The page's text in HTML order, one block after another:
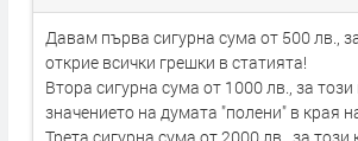
Давам първа сигурна сума от 500 лв.,
открие всички грешки в статията!
Втора сигурна сума от 1000 лв., за
значението на думата "полени" в края